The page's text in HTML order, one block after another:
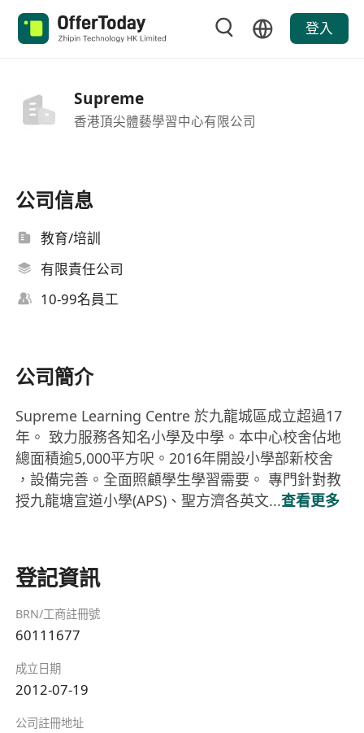
登入
Supreme
香港頂尖體藝學習中心有限公司
公司信息
教育/培訓
有限責任公司
10-99名員工
公司簡介
Supreme Learning Centre 於九龍城區成立超過17
年。 致力服務各知名小學及中學。本中心校舍佔地
總面積逾5,000平方呎。2016年開設小學部新校舍
，設備完善。全面照顧學生學習需要。 專門針對教
授九龍塘宣道小學(APS)、聖方濟各英文...查看更多
登記資訊
BRN/工商註冊號
60111677
成立日期
2012-07-19
公司註冊地址